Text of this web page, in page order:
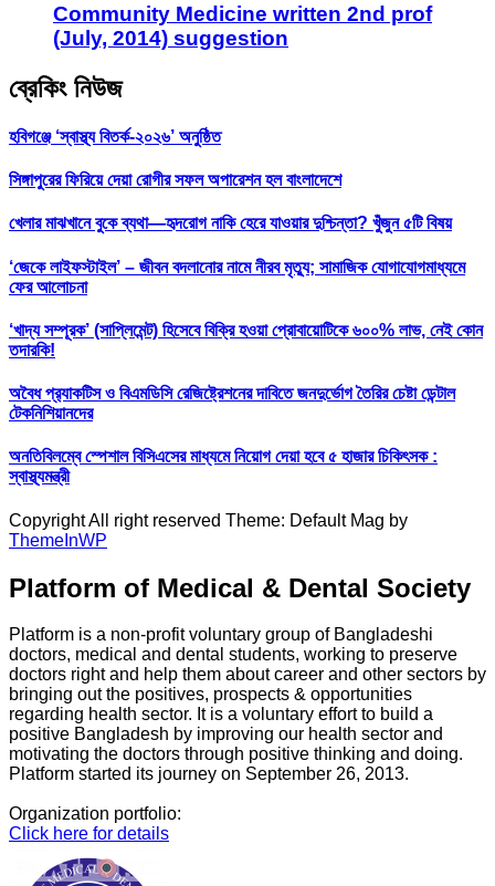
Community Medicine written 2nd prof
(July, 2014) suggestion
ব্রেকিং নিউজ
হবিগঞ্জে ‘স্বাস্থ্য বিতর্ক-২০২৬’ অনুষ্ঠিত
সিঙ্গাপুরের ফিরিয়ে দেয়া রোগীর সফল অপারেশন হল বাংলাদেশে
খেলার মাঝখানে বুকে ব্যথা—হৃদরোগ নাকি হেরে যাওয়ার দুশ্চিন্তা? খুঁজুন ৫টি বিষয়
‘জেকে লাইফস্টাইল’ – জীবন বদলানোর নামে নীরব মৃত্যু; সামাজিক যোগাযোগমাধ্যমে
ফের আলোচনা
‘খাদ্য সম্পূরক’ (সাপ্লিমেন্ট) হিসেবে বিক্রি হওয়া প্রোবায়োটিকে ৬০০% লাভ, নেই কোন
তদারকি!
অবৈধ প্র‍্যাকটিস ও বিএমডিসি রেজিষ্ট্রেশনের দাবিতে জনদুর্ভোগ তৈরির চেষ্টা ডেন্টাল
টেকনিশিয়ানদের
অনতিবিলম্বে স্পেশাল বিসিএসের মাধ্যমে নিয়োগ দেয়া হবে ৫ হাজার চিকিৎসক :
স্বাস্থ্যমন্ত্রী
Copyright All right reserved Theme: Default Mag by
ThemeInWP
Platform of Medical & Dental Society
Platform is a non-profit voluntary group of Bangladeshi
doctors, medical and dental students, working to preserve
doctors right and help them about career and other sectors by
bringing out the positives, prospects & opportunities
regarding health sector. It is a voluntary effort to build a
positive Bangladesh by improving our health sector and
motivating the doctors through positive thinking and doing.
Platform started its journey on September 26, 2013.
Organization portfolio:
Click here for details